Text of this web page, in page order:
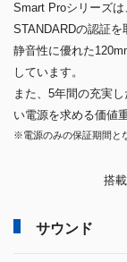
Smart Proシリーズ
STANDARDの認証を
静音性に優れた
しています。
また、5年間の充実
い電源を求める価値
※電源のみの保証期間と
搭
サウンド